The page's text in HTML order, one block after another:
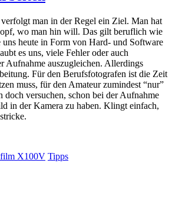
man in der Regel ein Ziel. Man hat
wo man hin will. Das gilt beruflich wie
heute in Form von Hard- und Software
es uns, viele Fehler oder auch
Aufnahme auszugleichen. Allerdings
Für den Berufsfotografen ist die Zeit
muss, für den Amateur zumindest “nur”
doch versuchen, schon bei der Aufnahme
in der Kamera zu haben. Klingt einfach,
X100V Tipps